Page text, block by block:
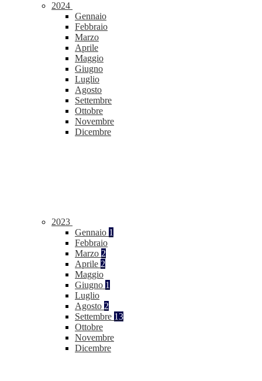
2024
Gennaio
Febbraio
Marzo
Aprile
Maggio
Giugno
Luglio
Agosto
Settembre
Ottobre
Novembre
Dicembre
2023
Gennaio 1
Febbraio
Marzo 2
Aprile 2
Maggio
Giugno 1
Luglio
Agosto 2
Settembre 13
Ottobre
Novembre
Dicembre